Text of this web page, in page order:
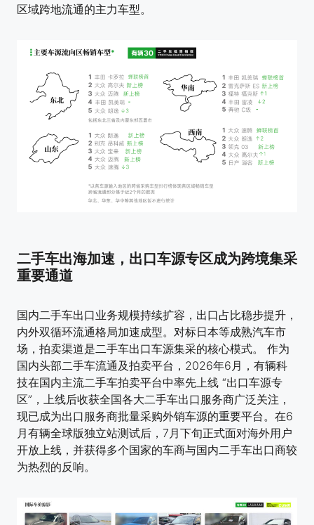
区域跨地流通的主力车型。
二手车出海加速，出口车源专区成为跨境集采
重要通道
国内二手车出口业务规模持续扩容，出口占比稳步提升，
内外双循环流通格局加速成型。对标日本等成熟汽车市
场，拍卖渠道是二手车出口车源集采的核心模式。 作为
国内头部二手车流通及拍卖平台，2026年6月，有辆科
技在国内主流二手车拍卖平台中率先上线 “出口车源专
区”，上线后收获全国各大二手车出口服务商广泛关注，
现已成为出口服务商批量采购外销车源的重要平台。在6
月有辆全球版独立站测试后，7月下旬正式面对海外用户
开放上线，并获得多个国家的车商与国内二手车出口商较
为热烈的反响。